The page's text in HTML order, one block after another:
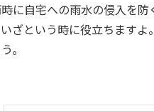
に自宅への雨水の侵入を
いざという時に役立ちます
。